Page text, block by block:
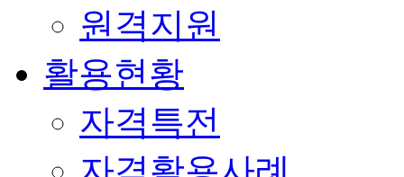
원격지원
활용현황
자격특전